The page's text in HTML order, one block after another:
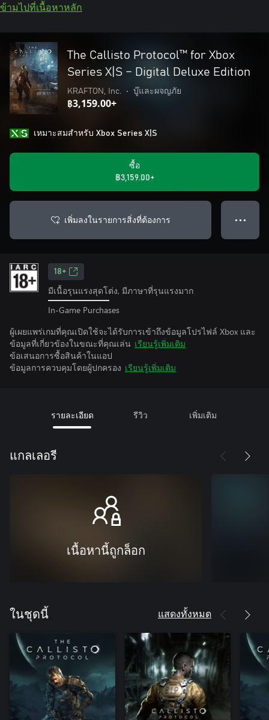
ข้ามไปที่เนื้อหาหลัก
The Callisto Protocol™ for Xbox
Series X|S – Digital Deluxe Edition
KRAFTON, Inc. • บู๊และผจญภัย
฿3,159.00+
เหมาะสมสําหรับ Xbox Series X|S
ซื้อ
฿3,159.00+
เพิ่มลงในรายการสิ่งที่ต้องการ ● ● ●
18+
มีเนื้อรุนแรงสุดโต่ง, มีภาษาที่รุนแรงมาก
In-Game Purchases
ผู้เผยแพร่เกมที่คุณเปิดใช้จะได้รับการเข้าถึงข้อมูลโปรไฟล์ Xbox และ
ข้อมูลที่เกี่ยวข้องในขณะที่คุณเล่น เรียนรู้เพิ่มเติม
ข้อเสนอการซื้อสินค้าในแอป
ข้อมูลการควบคุมโดยผู้ปกครอง เรียนรู้เพิ่มเติม
รายละเอียด รีวิว เพิ่มเติม
แกลเลอรี
เนื้อหานี้ถูกล็อก
ในชุดนี้ แสดงทั้งหมด